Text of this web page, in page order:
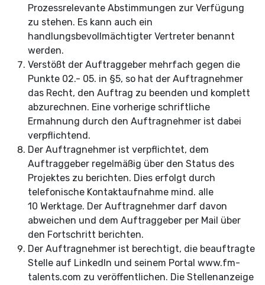
Prozessrelevante Abstimmungen zur Verfügung
zu stehen. Es kann auch ein
handlungsbevollmächtigter Vertreter benannt
werden.
Verstößt der Auftraggeber mehrfach gegen die
Punkte 02.- 05. in §5, so hat der Auftragnehmer
das Recht, den Auftrag zu beenden und komplett
abzurechnen. Eine vorherige schriftliche
Ermahnung durch den Auftragnehmer ist dabei
verpflichtend.
Der Auftragnehmer ist verpflichtet, dem
Auftraggeber regelmäßig über den Status des
Projektes zu berichten. Dies erfolgt durch
telefonische Kontaktaufnahme mind. alle
10 Werktage. Der Auftragnehmer darf davon
abweichen und dem Auftraggeber per Mail über
den Fortschritt berichten.
Der Auftragnehmer ist berechtigt, die beauftragte
Stelle auf LinkedIn und seinem Portal www.fm-
talents.com zu veröffentlichen. Die Stellenanzeige